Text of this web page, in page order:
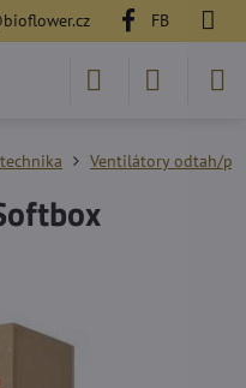
FB
Ventilátory odtah/